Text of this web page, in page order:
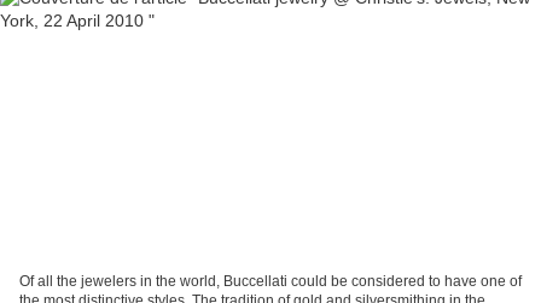
Of all the jewelers in the world, Buccellati could be considered to have one of